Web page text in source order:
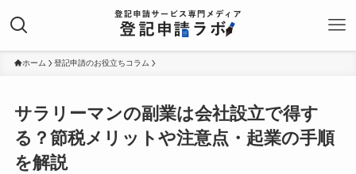
ホーム 登記申請のお役立ちコラム
サラリーマンの副業は会社設立で得す
る？節税メリットや注意点・起業の手順
を解説